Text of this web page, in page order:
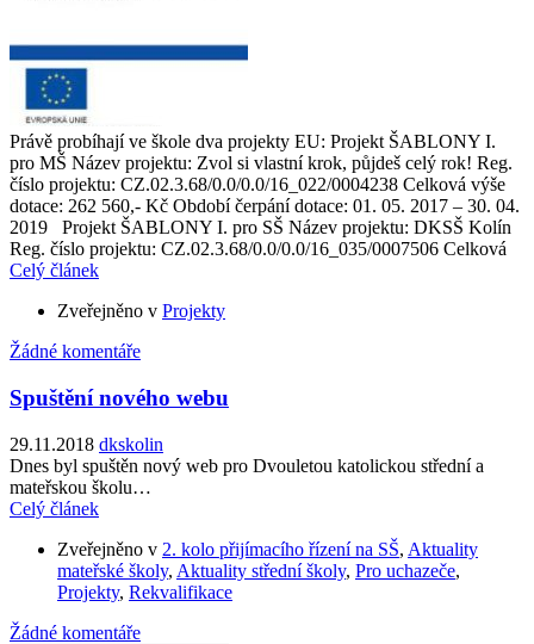
Právě probíhají ve škole dva projekty EU: Projekt ŠABLONY I.
pro MŠ Název projektu: Zvol si vlastní krok, půjdeš celý rok! Reg.
číslo projektu: CZ.02.3.68/0.0/0.0/16_022/0004238 Celková výše
dotace: 262 560,- Kč Období čerpání dotace: 01. 05. 2017 – 30. 04.
2019 Projekt ŠABLONY I. pro SŠ Název projektu: DKSŠ Kolín
Reg. číslo projektu: CZ.02.3.68/0.0/0.0/16_035/0007506 Celková
Celý článek
Zveřejněno v Projekty
Žádné komentáře
Spuštění nového webu
29.11.2018 dkskolin
Dnes byl spuštěn nový web pro Dvouletou katolickou střední a
mateřskou školu…
Celý článek
Zveřejněno v 2. kolo přijímacího řízení na SŠ, Aktuality
mateřské školy, Aktuality střední školy, Pro uchazeče,
Projekty, Rekvalifikace
Žádné komentáře